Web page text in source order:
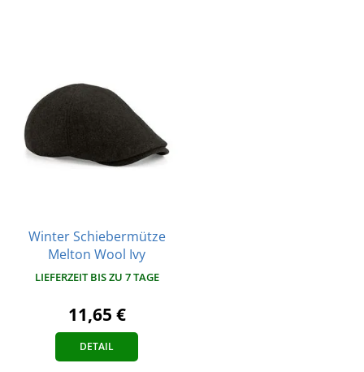
Winter Schiebermütze
Melton Wool Ivy
LIEFERZEIT BIS ZU 7 TAGE
11,65 €
DETAIL